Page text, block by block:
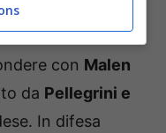
con Malen
da Pellegrini e
In difesa